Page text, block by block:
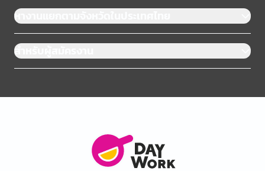
หางานแยกตามจังหวัดในประเทศไทย
สำหรับผู้สมัครงาน